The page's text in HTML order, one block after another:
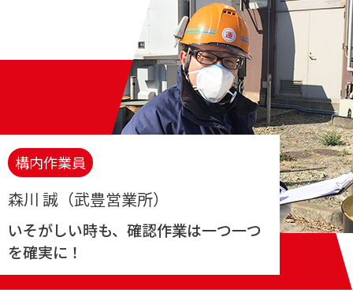
構内作業員
森川 誠（武豊営業所）
いそがしい時も、確認作業は一つ一つ
を確実に！